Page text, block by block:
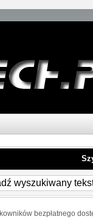
bezpłatnego